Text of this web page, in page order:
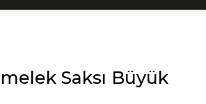
Elektrikli Aletler
Saksı Büyük